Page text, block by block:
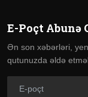
E-Poçt Abunə
Ən son xəbərləri,
qutunuzda əldə